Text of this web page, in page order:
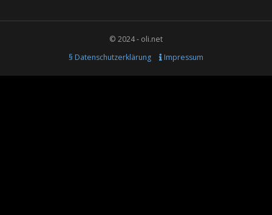
© 2024 - oli.net
§ Datenschutzerklärung
Impressum